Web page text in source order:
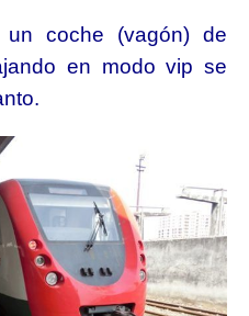
coche (vagón) de
en modo vip se